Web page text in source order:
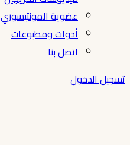
عضوية المونتيسوري
أدوات ومطبوعات
اتصل بنا
تسجيل الدخول